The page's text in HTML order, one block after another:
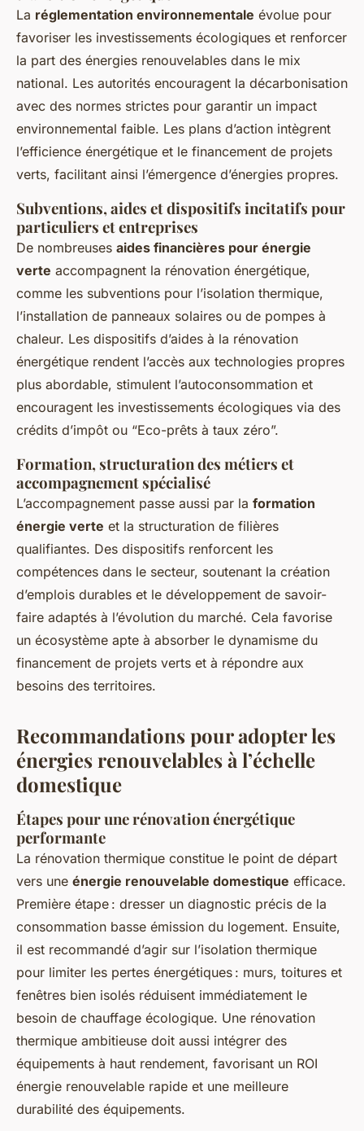
La réglementation environnementale évolue pour
favoriser les investissements écologiques et renforcer
la part des énergies renouvelables dans le mix
national. Les autorités encouragent la décarbonisation
avec des normes strictes pour garantir un impact
environnemental faible. Les plans d’action intègrent
l’efficience énergétique et le financement de projets
verts, facilitant ainsi l’émergence d’énergies propres.
Subventions, aides et dispositifs incitatifs pour
particuliers et entreprises
De nombreuses aides financières pour énergie
verte accompagnent la rénovation énergétique,
comme les subventions pour l’isolation thermique,
l’installation de panneaux solaires ou de pompes à
chaleur. Les dispositifs d’aides à la rénovation
énergétique rendent l’accès aux technologies propres
plus abordable, stimulent l’autoconsommation et
encouragent les investissements écologiques via des
crédits d’impôt ou “Eco-prêts à taux zéro”.
Formation, structuration des métiers et
accompagnement spécialisé
L’accompagnement passe aussi par la formation
énergie verte et la structuration de filières
qualifiantes. Des dispositifs renforcent les
compétences dans le secteur, soutenant la création
d’emplois durables et le développement de savoir-
faire adaptés à l’évolution du marché. Cela favorise
un écosystème apte à absorber le dynamisme du
financement de projets verts et à répondre aux
besoins des territoires.
Recommandations pour adopter les
énergies renouvelables à l’échelle
domestique
Étapes pour une rénovation énergétique
performante
La rénovation thermique constitue le point de départ
vers une énergie renouvelable domestique efficace.
Première étape : dresser un diagnostic précis de la
consommation basse émission du logement. Ensuite,
il est recommandé d’agir sur l’isolation thermique
pour limiter les pertes énergétiques : murs, toitures et
fenêtres bien isolés réduisent immédiatement le
besoin de chauffage écologique. Une rénovation
thermique ambitieuse doit aussi intégrer des
équipements à haut rendement, favorisant un ROI
énergie renouvelable rapide et une meilleure
durabilité des équipements.